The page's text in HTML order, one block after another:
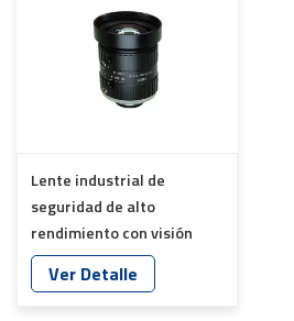
Lente industrial de
seguridad de alto
rendimiento con visión
infrarroja SWIR de 3 MP y
amplio rango YT-4877
Ver Detalle